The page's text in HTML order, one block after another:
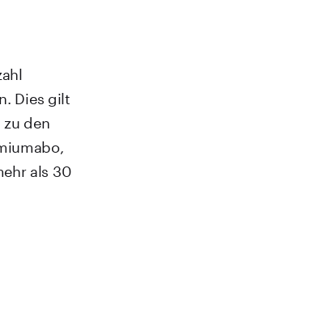
Dies gilt
den
als 30